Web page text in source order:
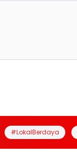
#LokalBerdaya